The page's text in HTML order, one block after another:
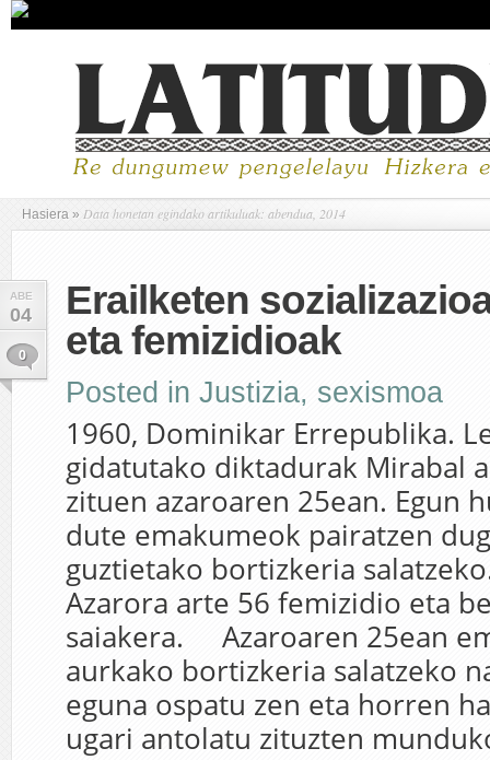
Hasiera » Data honetan egindako artikuluak: abendua, 2014
ABE
04
0
Erailketen
eta femizidioak
Posted in Justizia, sexismoa
1960, Dominikar Errepublika.
gidatutako diktadurak Mirabal
zituen azaroaren 25ean. Egun
dute emakumeok pairatzen
guztietako bortizkeria
Azarora arte 56 femizidio eta
saiakera. Azaroaren 25ean
aurkako bortizkeria salatzeko
eguna ospatu zen eta horren
ugari antolatu zituzten